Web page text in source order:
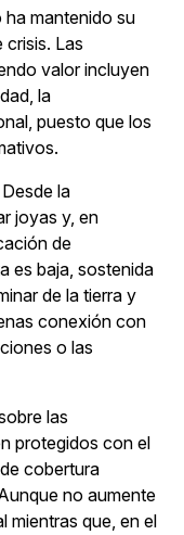
ha mantenido su
Las
valor incluyen
la
puesto que los
la
joyas y, en
de
es baja, sostenida
de la tierra y
conexión con
o las
las
protegidos con el
cobertura
no aumente
mientras que, en el